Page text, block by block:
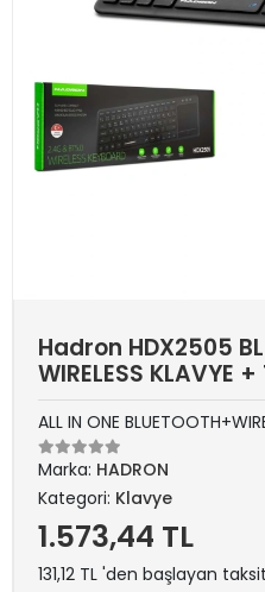
Hadron HDX2505
WIRELESS KLAVYE
ALL IN ONE
Marka: HADRON
Kategori: Klavye
1.573,44 TL
131,12 TL 'den başlayan